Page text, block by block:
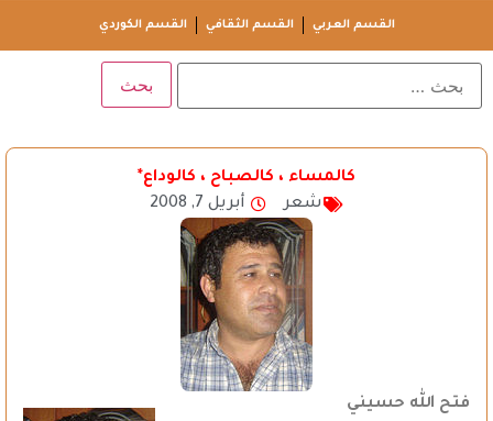
القسم العربي القسم الثقافي القسم الكوردي
كالمساء ، كالصباح ، كالوداع*
شعر
أبريل 7, 2008
فتح الله حسيني